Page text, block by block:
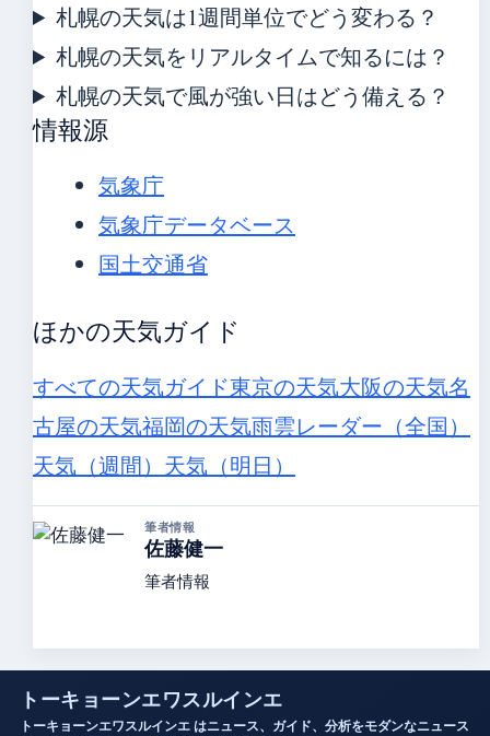
札幌の天気は1週間単位でどう変わる？
札幌の天気をリアルタイムで知るには？
札幌の天気で風が強い日はどう備える？
情報源
気象庁
気象庁データベース
国土交通省
ほかの天気ガイド
すべての天気ガイド東京の天気大阪の天気名
古屋の天気福岡の天気雨雲レーダー（全国）
天気（週間） 天気（明日）
筆者情報
佐藤健一
筆者情報
トーキョーンエワスルインエ
トーキョーンエワスルインエ はニュース、ガイド、分析をモダンなニュース